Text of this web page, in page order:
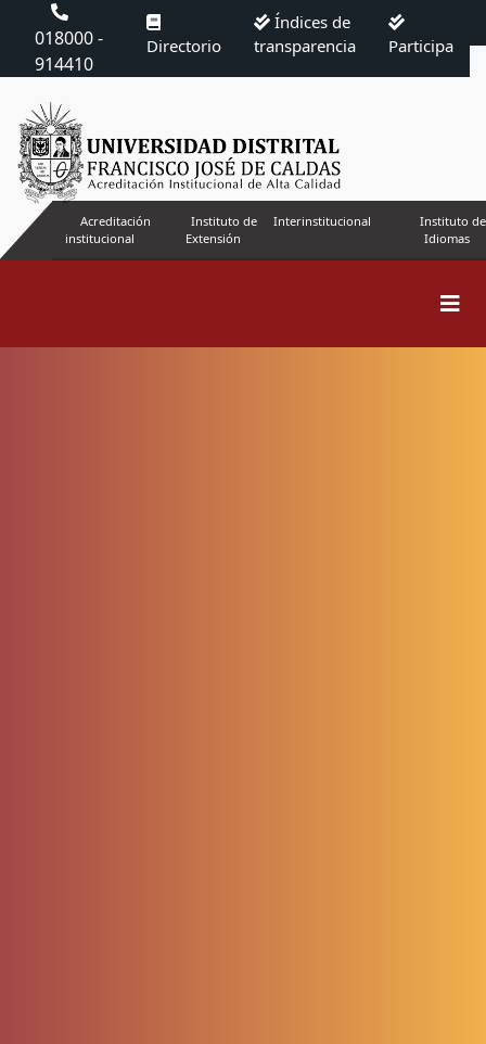
018000 -
914410
Directorio
Índices de
transparencia
Participa
Acreditación
institucional
Instituto de
Extensión
Interinstitucional
Instituto de
Idiomas